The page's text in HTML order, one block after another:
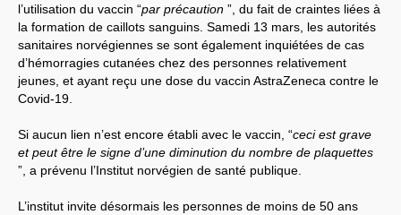
l’utilisation du vaccin “par précaution ”, du fait de craintes liées à
la formation de caillots sanguins. Samedi 13 mars, les autorités
sanitaires norvégiennes se sont également inquiétées de cas
d’hémorragies cutanées chez des personnes relativement
jeunes, et ayant reçu une dose du vaccin AstraZeneca contre le
Covid-19.
Si aucun lien n’est encore établi avec le vaccin, “ceci est grave
et peut être le signe d’une diminution du nombre de plaquettes
”, a prévenu l’Institut norvégien de santé publique.
L’institut invite désormais les personnes de moins de 50 ans